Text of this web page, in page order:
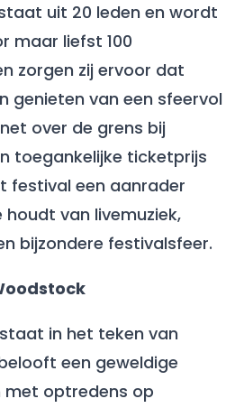
uit 20 leden en wordt
maar liefst 100
zorgen zij ervoor dat
genieten van een sfeervol
over de grens bij
toegankelijke ticketprijs
festival een aanrader
van livemuziek,
bijzondere festivalsfeer.
in het teken van
een geweldige
optredens op